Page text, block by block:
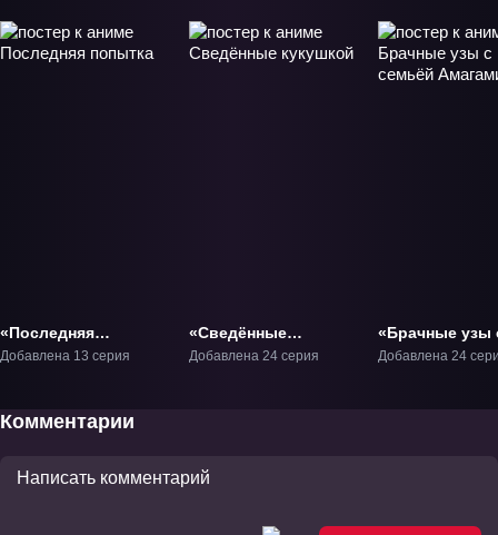
«Последняя
попытка» ТВ-1
Добавлена 13 серия
«Сведённые
кукушкой» ТВ-1
Добавлена 24 серия
«Брачные узы
семьёй
Добавлена 24
Комментарии